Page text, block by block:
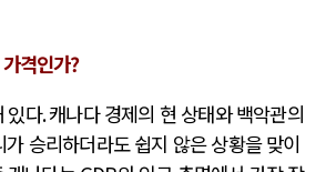
격인가?
있다.캐나다 경제의 현 상태와 백악관의
가 승리하더라도 쉽지 않은 상황을 맞이